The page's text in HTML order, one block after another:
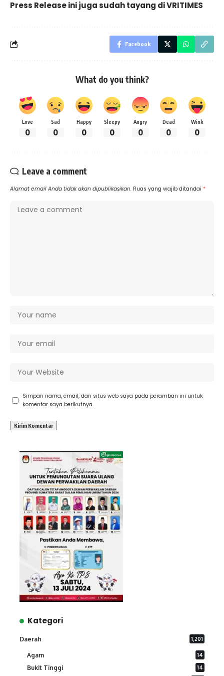
Press Release ini juga sudah tayang diVRITIMES
Facebook
What do you think?
Love
0
Sad
0
Happy
0
Sleepy
0
Angry
0
Dead
0
Wink
0
Leave a comment
Alamat email Anda tidak akan dipublikasikan. Ruas yang wajib ditandai *
Simpan nama, email, dan situs web saya pada peramban ini untuk
komentar saya berikutnya.
Kategori
Daerah 1,201
Agam 14
Bukit Tinggi 14